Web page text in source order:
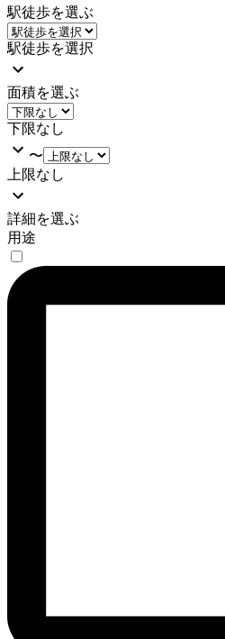
駅徒歩を選ぶ
駅徒歩を選択
面積を選ぶ
下限なし
〜
上限なし
詳細を選ぶ
用途